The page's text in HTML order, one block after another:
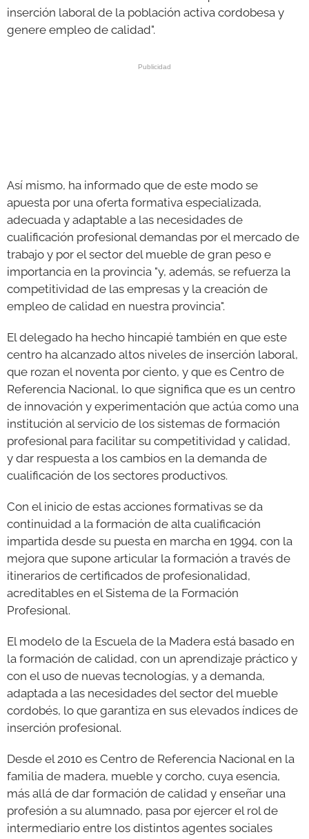
inserción laboral de la población activa cordobesa y
genere empleo de calidad".
Así mismo, ha informado que de este modo se
apuesta por una oferta formativa especializada,
adecuada y adaptable a las necesidades de
cualificación profesional demandas por el mercado de
trabajo y por el sector del mueble de gran peso e
importancia en la provincia "y, además, se refuerza la
competitividad de las empresas y la creación de
empleo de calidad en nuestra provincia".
El delegado ha hecho hincapié también en que este
centro ha alcanzado altos niveles de inserción laboral,
que rozan el noventa por ciento, y que es Centro de
Referencia Nacional, lo que significa que es un centro
de innovación y experimentación que actúa como una
institución al servicio de los sistemas de formación
profesional para facilitar su competitividad y calidad,
y dar respuesta a los cambios en la demanda de
cualificación de los sectores productivos.
Con el inicio de estas acciones formativas se da
continuidad a la formación de alta cualificación
impartida desde su puesta en marcha en 1994, con la
mejora que supone articular la formación a través de
itinerarios de certificados de profesionalidad,
acreditables en el Sistema de la Formación
Profesional.
El modelo de la Escuela de la Madera está basado en
la formación de calidad, con un aprendizaje práctico y
con el uso de nuevas tecnologías, y a demanda,
adaptada a las necesidades del sector del mueble
cordobés, lo que garantiza en sus elevados índices de
inserción profesional.
Desde el 2010 es Centro de Referencia Nacional en la
familia de madera, mueble y corcho, cuya esencia,
más allá de dar formación de calidad y enseñar una
profesión a su alumnado, pasa por ejercer el rol de
intermediario entre los distintos agentes sociales